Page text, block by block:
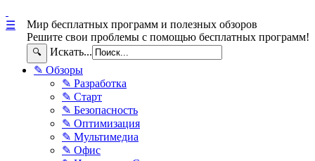
Мир бесплатных программ и полезных обзоров
Решите свои проблемы с помощью бесплатных программ!
🔍 Искать...
☰
✎ Обзоры
✎ Разработка
✎ Старт
✎ Безопасность
✎ Оптимизация
✎ Мультимедиа
✎ Офис